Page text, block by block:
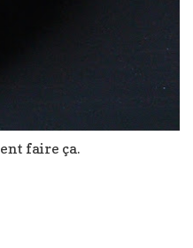
faire ça.